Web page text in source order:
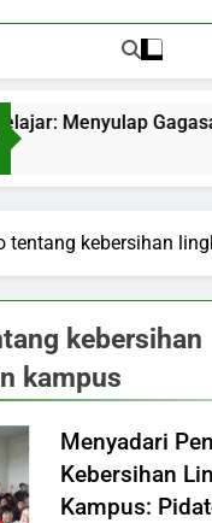
Menyulap
tentang kebersihan
kebersihan
kampus
Menyadari
Kebersihan
Kampus: